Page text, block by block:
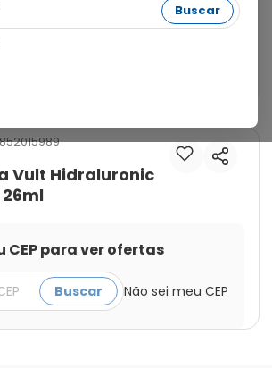
Buscar
a oleosas, a Base Líquida Vult Matte
a textura e o tom da pele com
matte. É perfeita para o dia a dia,
Vult Hidraluronic
CEP para ver ofertas
Buscar Não sei meu CEP